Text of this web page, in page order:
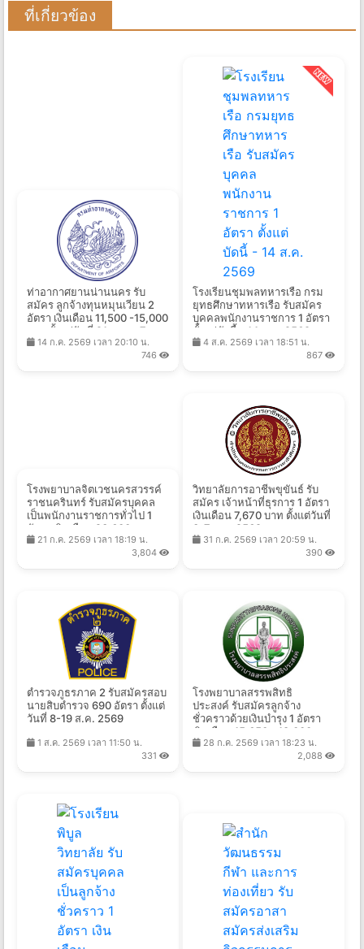
ที่เกี่ยวข้อง
ท่าอากาศยานน่านนคร รับ
สมัคร ลูกจ้างทุนหมุนเวียน 2
อัตรา เงินเดือน 11,500 -15,000
บาท ตั้งแต่วันที่ 21 ก.ค. - 7
ส.ค. 2569
14 ก.ค. 2569 เวลา 20:10 น.
746
โรงเรียนชุมพลทหารเรือ กรม
ยุทธศึกษาทหารเรือ รับสมัคร
บุคคลพนักงานราชการ 1 อัตรา
ตั้งแต่บัดนี้ - 14 ส.ค. 2569
4 ส.ค. 2569 เวลา 18:51 น.
867
โรงพยาบาลจิตเวชนครสวรรค์
ราชนครินทร์ รับสมัครบุคคล
เป็นพนักงานราชการทั่วไป 1
อัตรา เงินเดือน 23,600 บาท
ตั้งแต่วันที่ 27 ก.ค. - 28 ส.ค.
21 ก.ค. 2569 เวลา 18:19 น.
3,804
วิทยาลัยการอาชีพขุขันธ์ รับ
สมัคร เจ้าหน้าที่ธุรการ 1 อัตรา
เงินเดือน 7,670 บาท ตั้งแต่วันที่
3-7 ส.ค. 2569
31 ก.ค. 2569 เวลา 20:59 น.
390
ตำรวจภูธรภาค 2 รับสมัครสอบ
นายสิบตำรวจ 690 อัตรา ตั้งแต่
วันที่ 8-19 ส.ค. 2569
1 ส.ค. 2569 เวลา 11:50 น.
331
โรงพยาบาลสรรพสิทธิ
ประสงค์ รับสมัครลูกจ้าง
ชั่วคราวด้วยเงินบํารุง 1 อัตรา
เงินเดือน 15,650 - 18,000 บาท
ตั้งแต่วันที่ 3 - 7 ส.ค. 2569
28 ก.ค. 2569 เวลา 18:23 น.
2,088